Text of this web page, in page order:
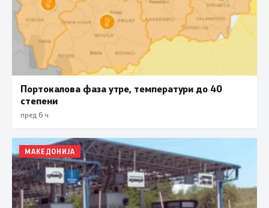
Портокалова фаза утре, температури до 40
степени
пред 6 ч.
МАКЕДОНИЈА